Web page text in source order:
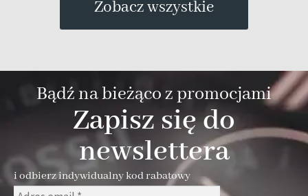
Zobacz wszystkie
Bądź na bieżąco z promocjami
Zapisz się do
newslettera
i odbierz indywidualny kod rabatowy